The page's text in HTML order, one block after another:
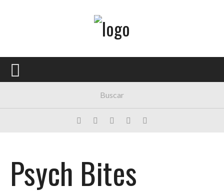
PORTADA
FESTIVALES
HISTORIAS
Psych Bites